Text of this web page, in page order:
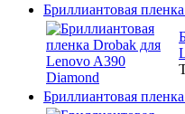
Бриллиантовая
Бриллиантовая